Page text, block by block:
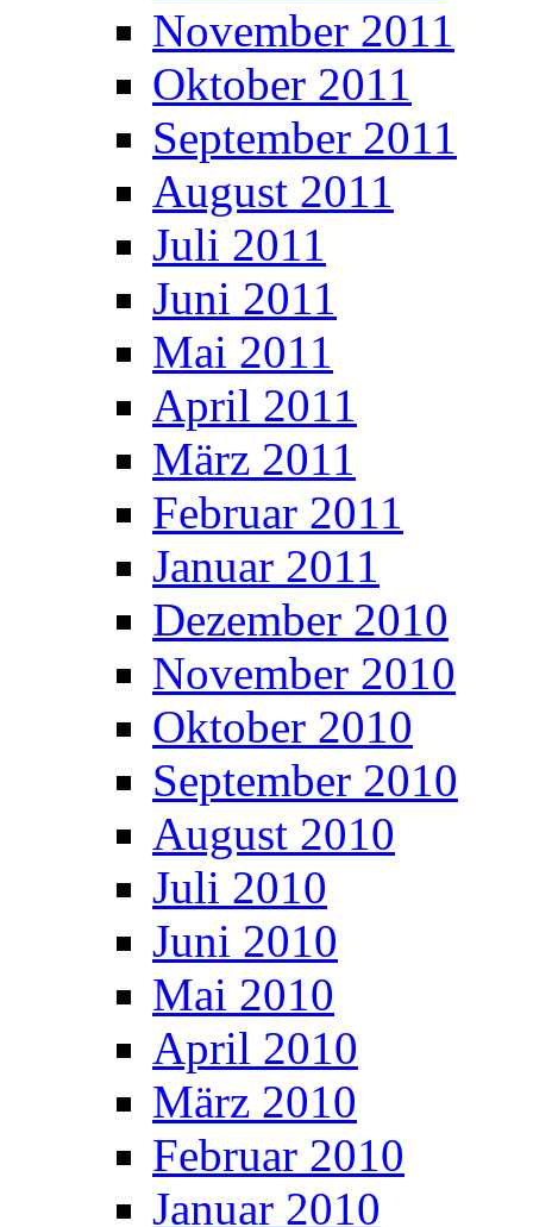
November 2011
Oktober 2011
September 2011
August 2011
Juli 2011
Juni 2011
Mai 2011
April 2011
März 2011
Februar 2011
Januar 2011
Dezember 2010
November 2010
Oktober 2010
September 2010
August 2010
Juli 2010
Juni 2010
Mai 2010
April 2010
März 2010
Februar 2010
Januar 2010